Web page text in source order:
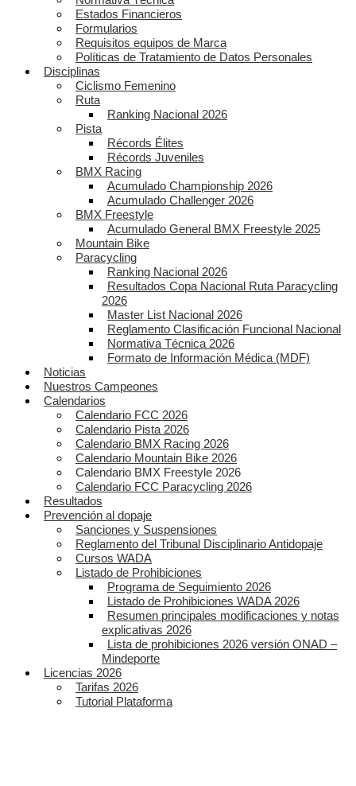
Estados Financieros
Formularios
Requisitos equipos de Marca
Políticas de Tratamiento de Datos Personales
Disciplinas
Ciclismo Femenino
Ruta
Ranking Nacional 2026
Pista
Récords Élites
Récords Juveniles
BMX Racing
Acumulado Championship 2026
Acumulado Challenger 2026
BMX Freestyle
Acumulado General BMX Freestyle 2025
Mountain Bike
Paracycling
Ranking Nacional 2026
Resultados Copa Nacional Ruta Paracycling
2026
Master List Nacional 2026
Reglamento Clasificación Funcional Nacional
Normativa Técnica 2026
Formato de Información Médica (MDF)
Noticias
Nuestros Campeones
Calendarios
Calendario FCC 2026
Calendario Pista 2026
Calendario BMX Racing 2026
Calendario Mountain Bike 2026
Calendario BMX Freestyle 2026
Calendario FCC Paracycling 2026
Resultados
Prevención al dopaje
Sanciones y Suspensiones
Reglamento del Tribunal Disciplinario Antidopaje
Cursos WADA
Listado de Prohibiciones
Programa de Seguimiento 2026
Listado de Prohibiciones WADA 2026
Resumen principales modificaciones y notas
explicativas 2026
Lista de prohibiciones 2026 versión ONAD –
Mindeporte
Licencias 2026
Tarifas 2026
Tutorial Plataforma